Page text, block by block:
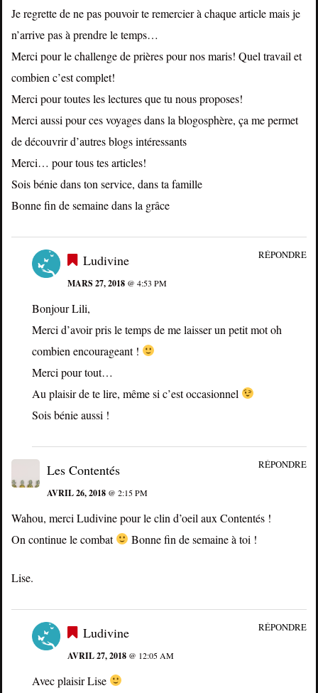
Je regrette de ne pas pouvoir te remercier à chaque article mais je
n’arrive pas à prendre le temps…
Merci pour le challenge de prières pour nos maris! Quel travail et
combien c’est complet!
Merci pour toutes les lectures que tu nous proposes!
Merci aussi pour ces voyages dans la blogosphère, ça me permet
de découvrir d’autres blogs intéressants
Merci… pour tous tes articles!
Sois bénie dans ton service, dans ta famille
Bonne fin de semaine dans la grâce
Ludivine
MARS 27, 2018 @ 4:53 PM
Bonjour Lili,
Merci d’avoir pris le temps de me laisser un petit mot oh
combien encourageant !
Merci pour tout…
Au plaisir de te lire, même si c’est occasionnel
Sois bénie aussi !
RÉPONDRE
Les Contentés
AVRIL 26, 2018 @ 2:15 PM
Wahou, merci Ludivine pour le clin d’oeil aux Contentés !
On continue le combat
Bonne fin de semaine à toi !
Lise.
RÉPONDRE
Ludivine
AVRIL 27, 2018 @ 12:05 AM
Avec plaisir Lise
RÉPONDRE